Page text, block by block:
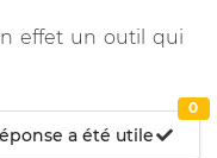
effet un outil qui
a été utile
0